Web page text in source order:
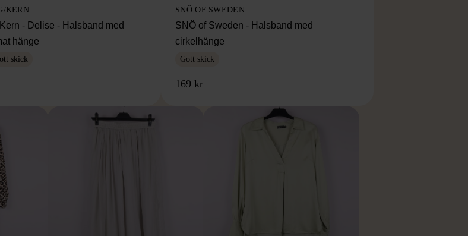
KERN
- Delise - Halsband med
hänge
skick
SNÖ OF SWEDEN
SNÖ of Sweden - Halsband med
cirkelhänge
Gott skick
169 kr